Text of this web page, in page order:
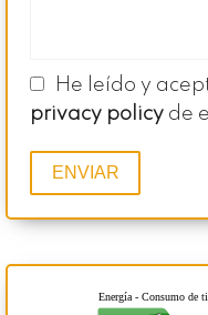
He leído y
privacy policy de
ENVIAR
Energía - Consumo de